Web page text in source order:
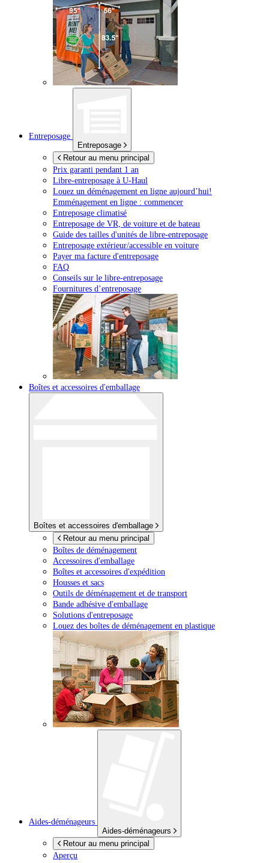
Entreposage
Entreposage
Retour au menu principal
Prix garanti pendant 1 an
Libre-entreposage à U-Haul
Louez un déménagement en ligne aujourd’hui!
Emménagement en ligne : commencer
Entreposage climatisé
Entreposage de VR, de voiture et de bateau
Guide des tailles d'unités de libre-entreposage
Entreposage extérieur/accessible en voiture
Payer ma facture d'entreposage
FAQ
Conseils sur le libre-entreposage
Fournitures d’entreposage
Boîtes et accessoires d'emballage
Boîtes et accessoires d'emballage
Retour au menu principal
Boîtes de déménagement
Accessoires d'emballage
Boîtes et accessoires d'expédition
Housses et sacs
Outils de déménagement et de transport
Bande adhésive d'emballage
Solutions d'entreposage
Louez des boîtes de déménagement en plastique
Aides-déménageurs
Aides-déménageurs
Retour au menu principal
Aperçu